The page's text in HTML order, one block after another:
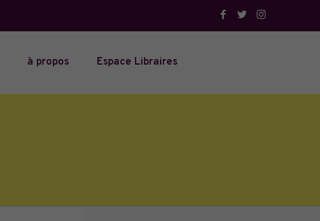
à propos Espace Libraires